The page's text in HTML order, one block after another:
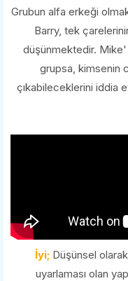
Grubun alfa erkeği
Barry, tek
düşünmektedir. Mike'
grupsa, kimsenin
çıkabileceklerini iddia
İyi; Düşünsel
uyarlaması olan